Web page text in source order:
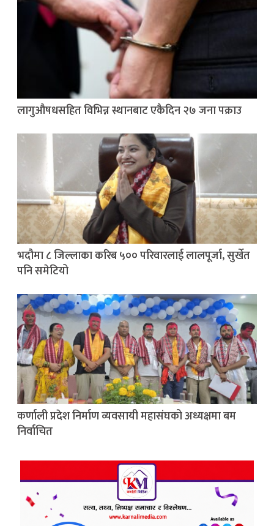
लागुऔषधसहित विभिन्न स्थानबाट एकैदिन २७ जना पक्राउ
भदौमा ८ जिल्लाका करिब ५०० परिवारलाई लालपूर्जा, सुर्खेत
पनि समेटियो
कर्णाली प्रदेश निर्माण व्यवसायी महासंघको अध्यक्षमा बम
निर्वाचित